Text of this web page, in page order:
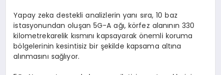
Yapay zeka destekli analizlerin yanı sıra, 10 baz
istasyonundan oluşan 5G-A ağı, körfez alanının 330
kilometrekarelik kısmını kapsayarak önemli koruma
bölgelerinin kesintisiz bir şekilde kapsama altına
alınmasını sağlıyor.